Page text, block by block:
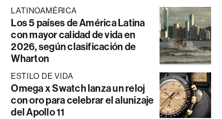
LATINOAMÉRICA
Los 5 países de América Latina
con mayor calidad de vida en
2026, según clasificación de
Wharton
ESTILO DE VIDA
Omega x Swatch lanza un reloj
con oro para celebrar el alunizaje
del Apollo 11